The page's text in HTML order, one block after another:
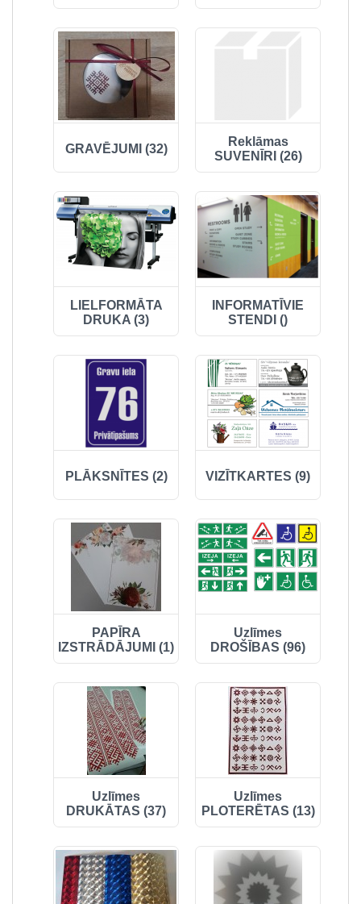
GRAVĒJUMI (32)
Reklāmas
SUVENĪRI (26)
LIELFORMĀTA
DRUKA (3)
INFORMATĪVIE
STENDI ()
PLĀKSNĪTES (2) VIZĪTKARTES (9)
PAPĪRA
IZSTRĀDĀJUMI (1)
Uzlīmes
DROŠĪBAS (96)
Uzlīmes
DRUKĀTAS (37)
Uzlīmes
PLOTERĒTAS (13)